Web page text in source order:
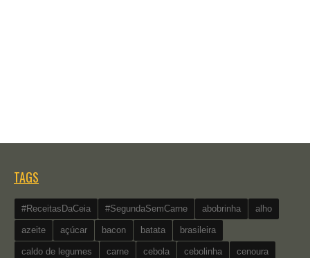
TAGS
#ReceitasDaCeia #SegundaSemCarne abobrinha alho
azeite açúcar bacon batata brasileira
caldo de legumes carne cebola cebolinha cenoura